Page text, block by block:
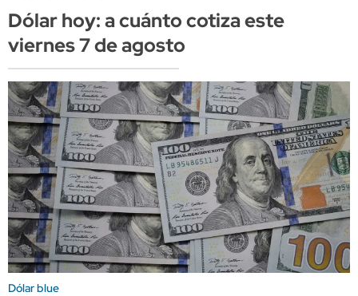
Dólar hoy: a cuánto cotiza este
viernes 7 de agosto
Dólar blue